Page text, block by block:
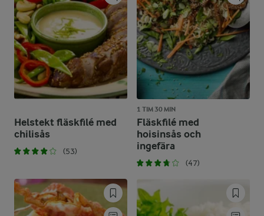
Helstekt fläskfilé med
chilisås
(53)
1 TIM 30 MIN
Fläskfilé med
hoisinsås och
ingefära
(47)